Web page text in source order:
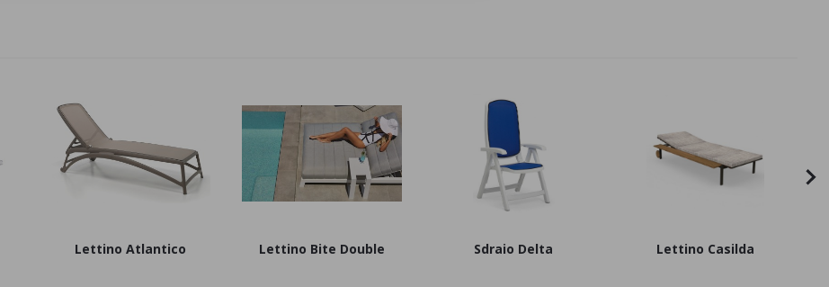
Lettino Atlantico Lettino Bite Double Sdraio Delta Lettino Casilda